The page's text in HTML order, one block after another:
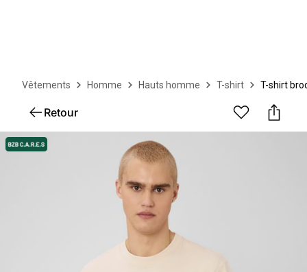
Vêtements Homme Hauts homme T-shirt T-shirt
Retour